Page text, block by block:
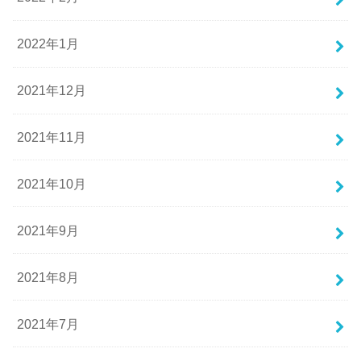
2022年1月
2021年12月
2021年11月
2021年10月
2021年9月
2021年8月
2021年7月